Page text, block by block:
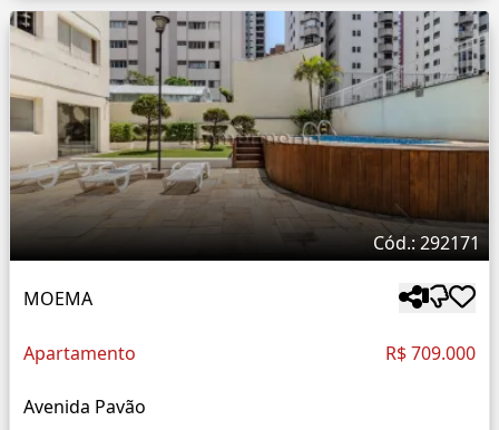
Cód.: 292171
MOEMA
Apartamento R$ 709.000
Avenida Pavão